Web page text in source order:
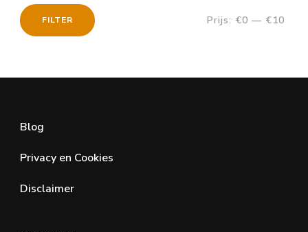
FILTER Prijs: €0 — €10
Blog
Privacy en Cookies
Disclaimer